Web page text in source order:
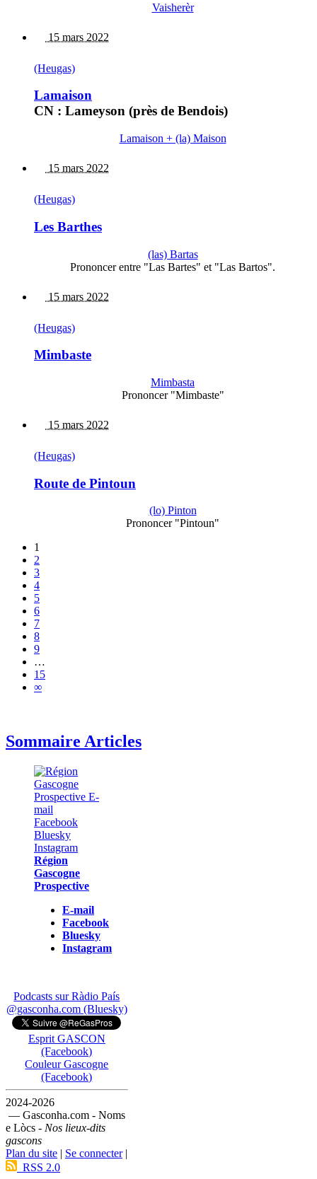
Vaisherèr
15 mars 2022
(Heugas)
Lamaison
CN : Lameyson (près de Bendois)
Lamaison + (la) Maison
15 mars 2022
(Heugas)
Les Barthes
(las) Bartas
Prononcer entre "Las Bartes" et "Las Bartos".
15 mars 2022
(Heugas)
Mimbaste
Mimbasta
Prononcer "Mimbaste"
15 mars 2022
(Heugas)
Route de Pintoun
(lo) Pinton
Prononcer "Pintoun"
1
2
3
4
5
6
7
8
9
…
15
∞
Sommaire Articles
Région
Gascogne
Prospective
E-mail
Facebook
Bluesky
Instagram
Podcasts sur Ràdio País
@gasconha.com (Bluesky)
Esprit GASCON
(Facebook)
Couleur Gascogne
(Facebook)
2024-2026
— Gasconha.com - Noms
e Lòcs - Nos lieux-dits
gascons
Plan du site | Se connecter|
RSS 2.0